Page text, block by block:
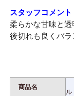
スタッフコメント
柔らかな甘味と
後切れも良くバ
商品名
ル